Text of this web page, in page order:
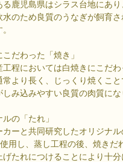
る鹿児島県はシラス台地にあ
水のため良質のうなぎが飼育
だわった「焼き」
工程においては白焼きにこだ
常より長く、じっくり焼くこ
しみ込みやすい良質の肉質にな
の「たれ」
カーと共同研究したオリジナ
用し、蒸し工程の後、焼き
げたれにつけることにより十